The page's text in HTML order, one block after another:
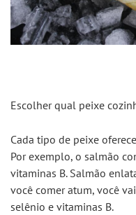
Escolher qual peixe
Cada tipo de peixe
Por exemplo, o salmão
vitaminas B. Salmão
você comer atum, você
selênio e vitaminas B.